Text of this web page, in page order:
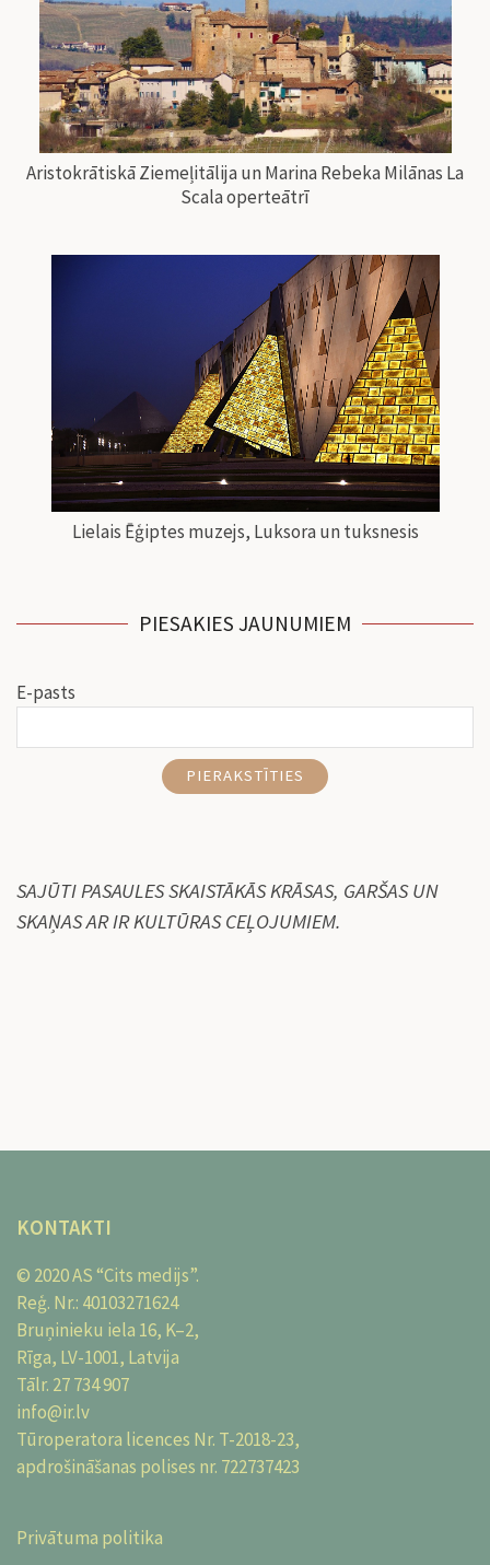
Aristokrātiskā Ziemeļitālija un Marina Rebeka Milānas La
Scala operteātrī
Lielais Ēģiptes muzejs, Luksora un tuksnesis
PIESAKIES JAUNUMIEM
E-pasts
PIERAKSTĪTIES
SAJŪTI PASAULES SKAISTĀKĀS KRĀSAS, GARŠAS UN
SKAŅAS AR IR KULTŪRAS CEĻOJUMIEM.
KONTAKTI
© 2020 AS “Cits medijs”.
Reģ. Nr.: 40103271624
Bruņinieku iela 16, K–2,
Rīga, LV-1001, Latvija
Tālr. 27 734 907
info@ir.lv
Tūroperatora licences Nr. T-2018-23,
apdrošināšanas polises nr. 722737423
Privātuma politika